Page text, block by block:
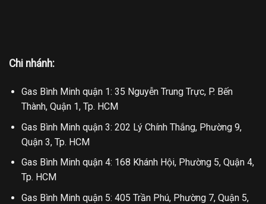
Chi nhánh:
Gas Bình Minh quận 1: 35 Nguyễn Trung Trực, P. Bến
Thành, Quận 1, Tp. HCM
Gas Bình Minh quận 3: 202 Lý Chính Thắng, Phường 9,
Quận 3, Tp. HCM
Gas Bình Minh quận 4: 168 Khánh Hội, Phường 5, Quận 4,
Tp. HCM
Gas Bình Minh quận 5: 405 Trần Phú, Phường 7, Quận 5,